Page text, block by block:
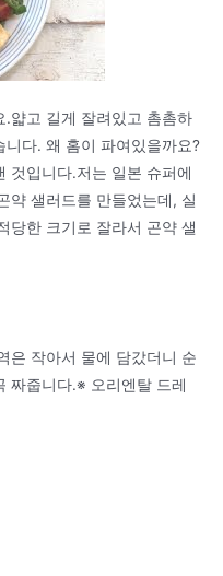
.얇고 길게 잘려있고 촘촘하
다. 왜 홈이 파여있을까요?
것입니다.저는 일본 슈퍼에
약 샐러드를 만들었는데, 실
당한 크기로 잘라서 곤약 샐
은 작아서 물에 담갔더니 순
짜줍니다.※ 오리엔탈 드레